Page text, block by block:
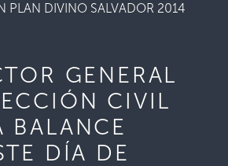
PLAN DIVINO SALVADOR 2014
GENERAL
CIVIL
BALANCE
DÍA DE